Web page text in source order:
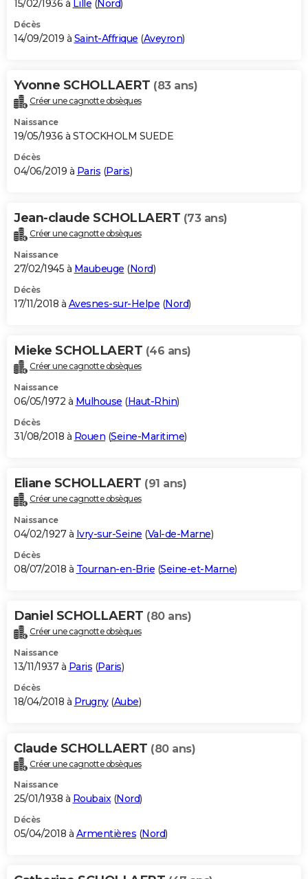
15/02/1936 à Lille (Nord)
Décès
14/09/2019 à Saint-Affrique (Aveyron)
Yvonne SCHOLLAERT (83 ans)
Créer une cagnotte obsèques
Naissance
19/05/1936 à STOCKHOLM SUEDE
Décès
04/06/2019 à Paris (Paris)
Jean-claude SCHOLLAERT (73 ans)
Créer une cagnotte obsèques
Naissance
27/02/1945 à Maubeuge (Nord)
Décès
17/11/2018 à Avesnes-sur-Helpe (Nord)
Mieke SCHOLLAERT (46 ans)
Créer une cagnotte obsèques
Naissance
06/05/1972 à Mulhouse (Haut-Rhin)
Décès
31/08/2018 à Rouen (Seine-Maritime)
Eliane SCHOLLAERT (91 ans)
Créer une cagnotte obsèques
Naissance
04/02/1927 à Ivry-sur-Seine (Val-de-Marne)
Décès
08/07/2018 à Tournan-en-Brie (Seine-et-Marne)
Daniel SCHOLLAERT (80 ans)
Créer une cagnotte obsèques
Naissance
13/11/1937 à Paris (Paris)
Décès
18/04/2018 à Prugny(Aube)
Claude SCHOLLAERT (80 ans)
Créer une cagnotte obsèques
Naissance
25/01/1938 à Roubaix(Nord)
Décès
05/04/2018 à Armentières (Nord)